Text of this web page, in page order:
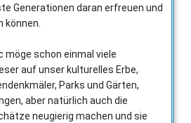
Generationen daran erfreuen und
können.
möge schon einmal viele
auf unser kulturelles Erbe,
Parks und Gärten,
aber natürlich auch die
neugierig machen und sie